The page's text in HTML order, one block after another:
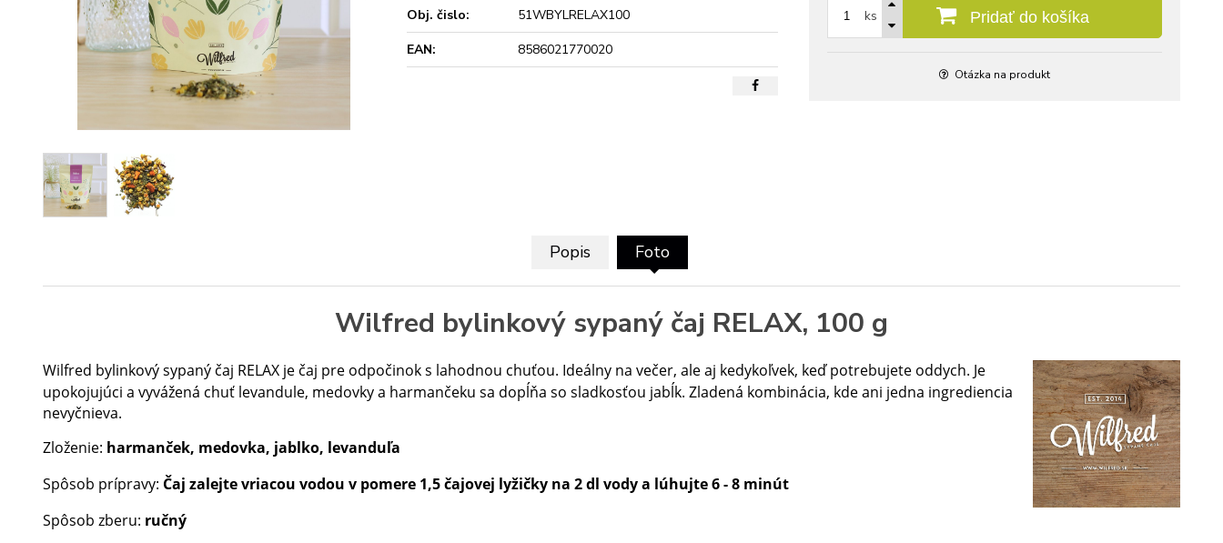
ks Pridať do košíka
Otázka na produkt
Obj. čislo:
51WBYLRELAX100
EAN:
8586021770020
Popis Foto
Wilfred bylinkový sypaný čaj RELAX, 100 g
Wilfred bylinkový sypaný čaj RELAX je čaj pre odpočinok s lahodnou chuťou. Ideálny na večer, ale aj kedykoľvek, keď potrebujete oddych. Je
upokojujúci a vyvážená chuť levandule, medovky a harmančeku sa dopĺňa so sladkosťou jabĺk. Zladená kombinácia, kde ani jedna ingrediencia
nevyčnieva.
Zloženie: harmanček, medovka, jablko, levanduľa
Spôsob prípravy: Čaj zalejte vriacou vodou v pomere 1,5 čajovej lyžičky na 2 dl vody a lúhujte 6 - 8 minút
Spôsob zberu: ručný